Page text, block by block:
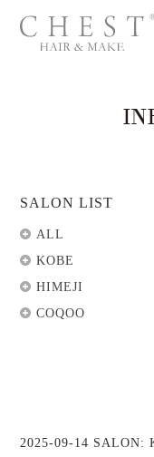
SALON LIST
ALL
KOBE
HIMEJI
COQOO
2025-09-14 SALON: